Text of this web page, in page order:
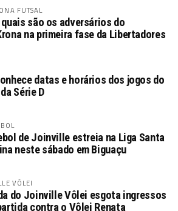
FUTSAL
quais são os adversários do
na primeira fase da Libertadores
datas e horários dos jogos do
Série D
de Joinville estreia na Liga Santa
neste sábado em Biguaçu
VÔLEI
do Joinville Vôlei esgota ingressos
contra o Vôlei Renata